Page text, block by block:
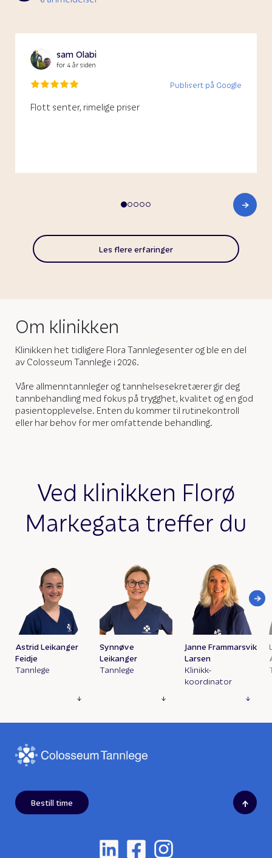
sam Olabi
for 4 år siden
Publisert på Google
Flott senter, rimelige priser
Les flere erfaringer
Om klinikken
Klinikken het tidligere Flora Tannlegesenter og ble en del
av Colosseum Tannlege i 2026.
Våre allmenntannleger og tannhelsesekretærer gir deg
tannbehandling med fokus på trygghet, kvalitet og en god
pasientopplevelse. Enten du kommer til rutinekontroll
eller har behov for mer omfattende behandling.
Ved klinikken Florø
Markegata treffer du
Astrid Leikanger
Feidje
Tannlege
Synnøve
Leikanger
Tannlege
Janne Frammarsvik
Larsen
Klinikk-
koordinator
Bestill time ↑